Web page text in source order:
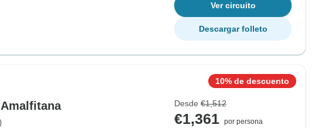
Ver circuito
Descargar folleto
10% de descuento
Desde €1,512
€1,361 por persona